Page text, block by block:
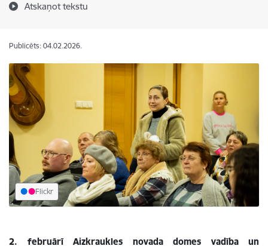
Atskaņot tekstu
Publicēts: 04.02.2026.
Flickr
2. februārī Aizkraukles novada domes vadība un